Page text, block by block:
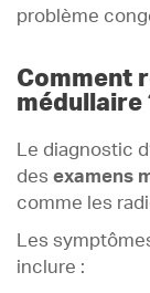
problème
Comment
médullaire
Le diagnostic
des examens
comme les
Les
inclure :